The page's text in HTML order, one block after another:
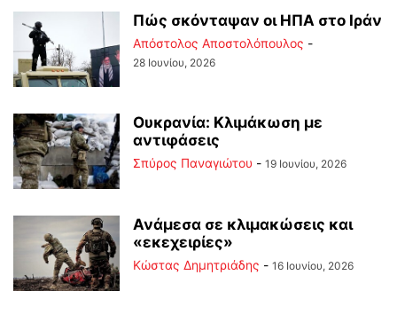
Πώς σκόνταψαν οι ΗΠΑ στο Ιράν
Απόστολος Αποστολόπουλος -
28 Ιουνίου, 2026
Ουκρανία: Κλιμάκωση με
αντιφάσεις
Σπύρος Παναγιώτου - 19 Ιουνίου, 2026
Ανάμεσα σε κλιμακώσεις και
«εκεχειρίες»
Kώστας Δημητριάδης - 16 Ιουνίου, 2026